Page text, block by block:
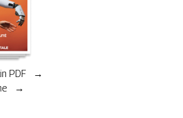
PDF →
→